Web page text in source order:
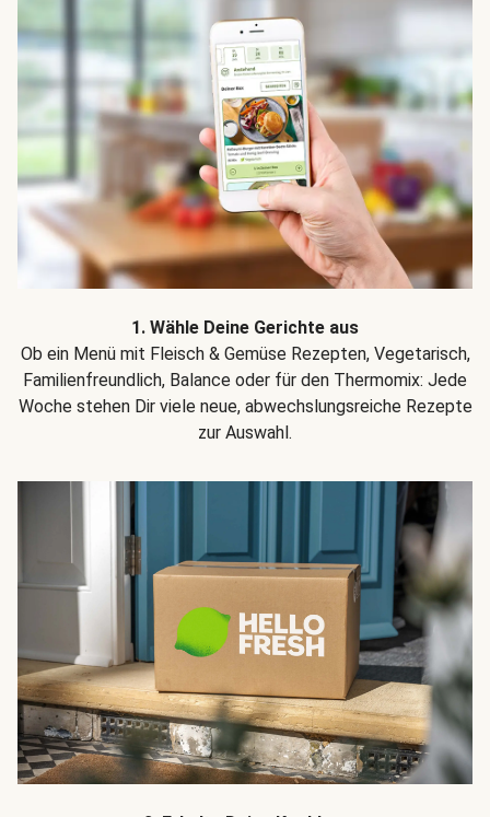
1. Wähle Deine Gerichte aus
Ob ein Menü mit Fleisch & Gemüse Rezepten, Vegetarisch,
Familienfreundlich, Balance oder für den Thermomix: Jede
Woche stehen Dir viele neue, abwechslungsreiche Rezepte
zur Auswahl.